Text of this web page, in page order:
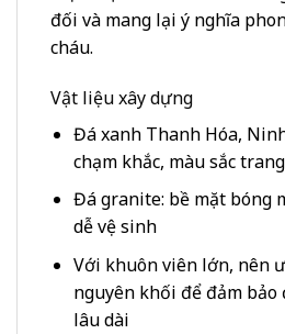
đối và mang lại ý nghĩa
cháu.
Vật liệu xây dựng
Đá xanh Thanh Hóa,
chạm khắc, màu sắc
Đá granite: bề mặt bóng
dễ vệ sinh
Với khuôn viên lớn, nên
nguyên khối để đảm bảo
lâu dài